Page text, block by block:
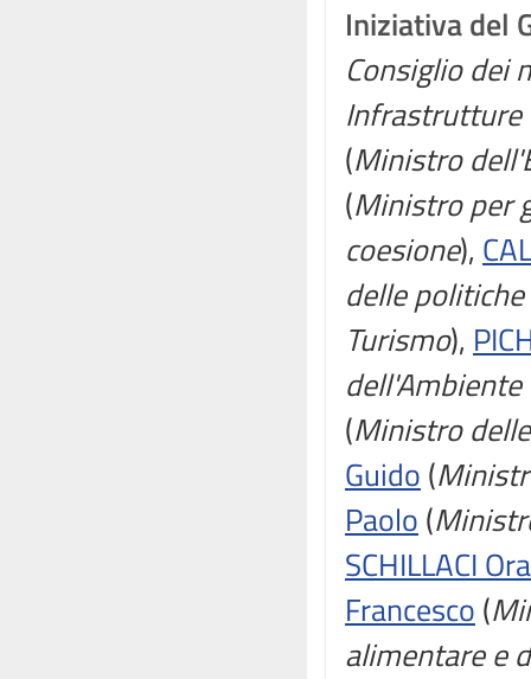
Iniziativa del
Consiglio dei
Infrastrutture
(Ministro
(Ministro per
coesione),
delle
Turismo),
(Ministro
Guido (
Paolo (
SCHILLACI
Francesco (
alimentare e